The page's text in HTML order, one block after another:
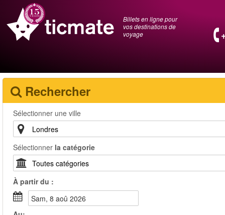
Billets en ligne pour
vos destinations de
voyage
Rechercher
Sélectionner une ville
Sélectionner la catégorie
À partir du :
sam, 8 aoû 2026